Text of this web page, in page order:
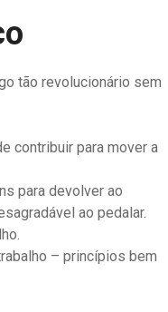
tão revolucionário sem
contribuir para mover a
para devolver ao
ao pedalar.
– princípios bem